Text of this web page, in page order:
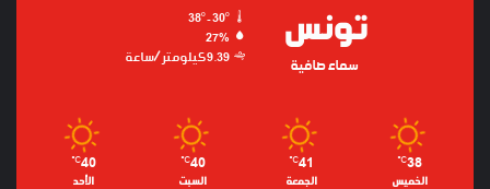
تونس
سماء صافية
27%
9.39 كيلومتر/ساعة
38
℃
الخميس
41
℃
الجمعة
40
℃
السبت
40
℃
الأحد